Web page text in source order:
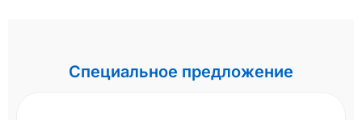
Специальное предложение